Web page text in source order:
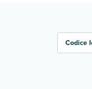
Codice